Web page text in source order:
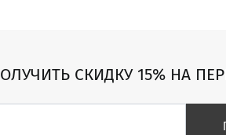
СКИДКУ 15% НА